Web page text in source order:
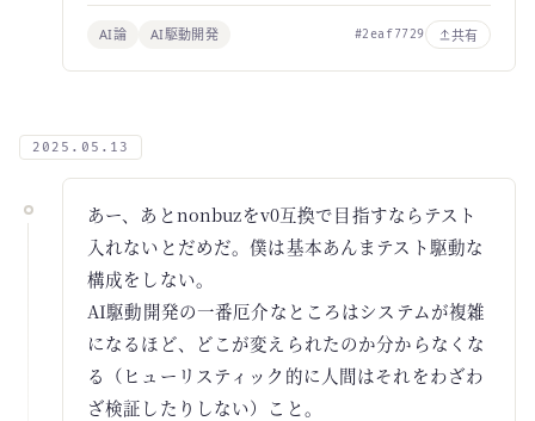
AI論 AI駆動開発 #2eaf7729 共有
2025.05.13
あー、あとnonbuzをv0互換で目指すならテスト
入れないとだめだ。僕は基本あんまテスト駆動な
構成をしない。
AI駆動開発の一番厄介なところはシステムが複雑
になるほど、どこが変えられたのか分からなくな
る（ヒューリスティック的に人間はそれをわざわ
ざ検証したりしない）こと。